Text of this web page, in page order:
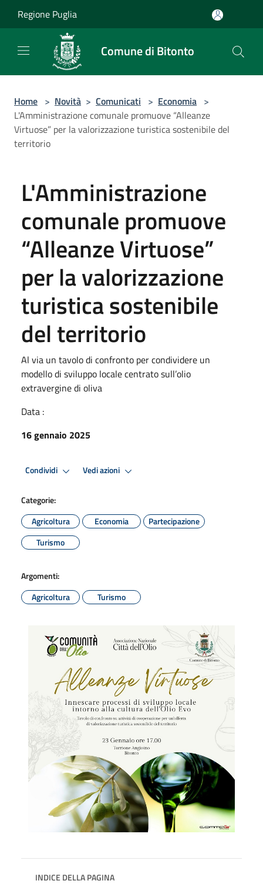
Regione Puglia
Comune di Bitonto
Home > Novità > Comunicati > Economia >
L'Amministrazione comunale promuove “Alleanze
Virtuose” per la valorizzazione turistica sostenibile del
territorio
L'Amministrazione
comunale promuove
“Alleanze Virtuose”
per la valorizzazione
turistica sostenibile
del territorio
Al via un tavolo di confronto per condividere un
modello di sviluppo locale centrato sull’olio
extravergine di oliva
Data :
16 gennaio 2025
Condividi Vedi azioni
Categorie:
Agricoltura
Economia
Partecipazione
Turismo
Argomenti:
Agricoltura
Turismo
INDICE DELLA PAGINA